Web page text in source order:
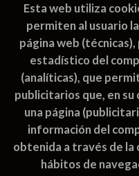
Esta web utiliza
permiten al usuario
página web
estadístico del
(analíticas), que
publicitarios que, en su
una página
información del
obtenida a través de la
hábitos de